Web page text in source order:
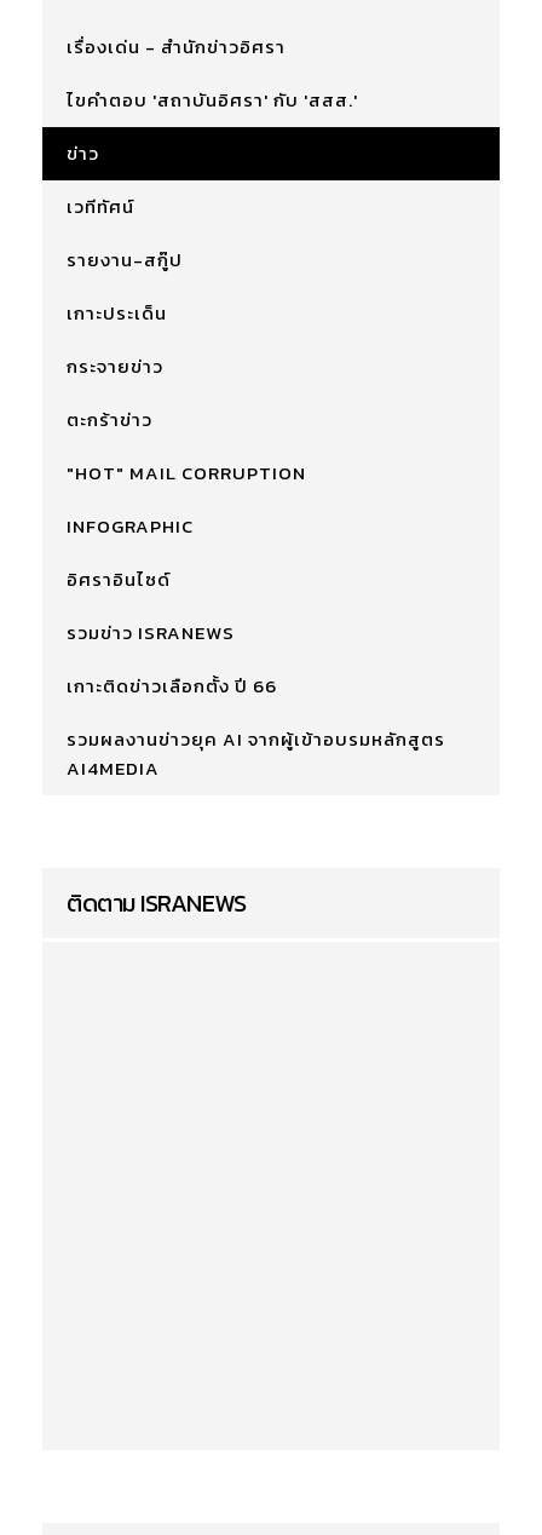
เรื่องเด่น - สำนักข่าวอิศรา
ไขคำตอบ 'สถาบันอิศรา' กับ 'สสส.'
ข่าว
เวทีทัศน์
รายงาน-สกู๊ป
เกาะประเด็น
กระจายข่าว
ตะกร้าข่าว
"HOT" MAIL CORRUPTION
INFOGRAPHIC
อิศราอินไซด์
รวมข่าว ISRANEWS
เกาะติดข่าวเลือกตั้ง ปี 66
รวมผลงานข่าวยุค AI จากผู้เข้าอบรมหลักสูตร
AI4MEDIA
ติดตาม ISRANEWS